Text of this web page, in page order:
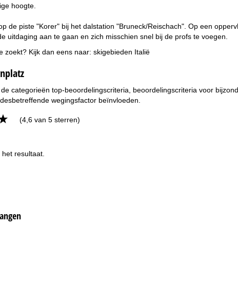
hoogte.
de piste "Korer" bij het dalstation "Bruneck/Reischach". Op een
uitdaging aan te gaan en zich misschien snel bij de profs te voegen.
zoekt? Kijk dan eens naar: skigebieden Italië
categorieën top-beoordelingscriteria, beoordelingscriteria voor
wegingsfactor beïnvloeden.
(4,6 van 5 sterren)
resultaat.